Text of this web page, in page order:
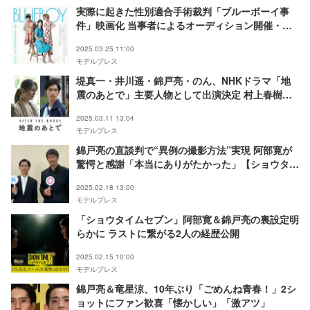
実際に起きた性別適合手術裁判「ブルーボーイ事
件」映画化 当事者によるオーディション開催・錦
2025.03.25 11:00
モデルプレス
堤真一・井川遥・錦戸亮・のん、NHKドラマ「地
震のあとで」主要人物として出演決定 村上春樹氏
2025.03.11 13:04
モデルプレス
錦戸亮の直談判で“異例の撮影方法”実現 阿部寛が
驚愕と感謝「本当にありがたかった」【ショウタイ
2025.02.18 13:00
モデルプレス
「ショウタイムセブン」阿部寛＆錦戸亮の裏設定明
らかに ラストに繋がる2人の経歴公開
2025.02.15 10:00
モデルプレス
錦戸亮＆竜星涼、10年ぶり「ごめんね青春！」2シ
ョットにファン歓喜「懐かしい」「激アツ」